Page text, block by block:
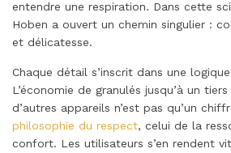
entendre une respiration. Dans cette
Hoben a ouvert un chemin singulier :
et délicatesse.
Chaque détail s’inscrit dans une
L’économie de granulés jusqu’à un
d’autres appareils n’est pas qu’un
philosophie du respect, celui de la
confort. Les utilisateurs s’en rendent